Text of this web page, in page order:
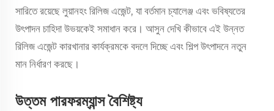
সারিতে রয়েছে লুয়ানহং রিলিজ এজেন্ট, যা বর্তমান চ্যালেঞ্জ এবং ভবিষ্যতের
উৎপাদন চাহিদা উভয়কেই সমাধান করে। আসুন দেখি কীভাবে এই উন্নত
রিলিজ এজেন্ট কারখানার কার্যক্রমকে বদলে দিচ্ছে এবং শিল্প উৎপাদনে নতুন
মান নির্ধারণ করছে।
উত্তম পারফরম্যান্স বৈশিষ্ট্য